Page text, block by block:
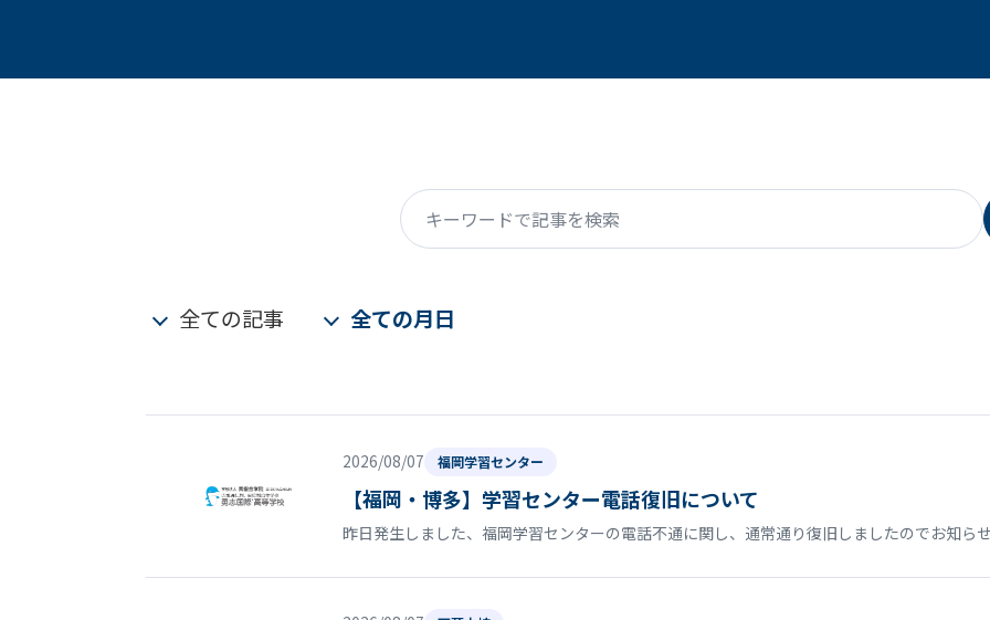
キーワードで記事を検索
全ての記事 全ての月日
2026/08/07 福岡学習センター
【福岡・博多】学習センター電話復旧について
昨日発生しました、福岡学習センターの電話不通に関し、通常通り復旧しましたのでお知ら